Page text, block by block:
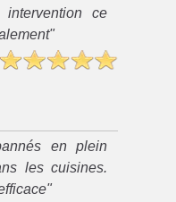
ce
en plein
les cuisines.